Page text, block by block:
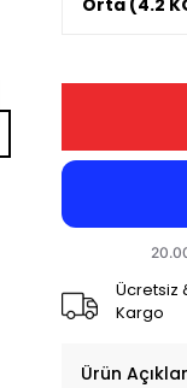
Ücretsiz
Kargo
Ürün